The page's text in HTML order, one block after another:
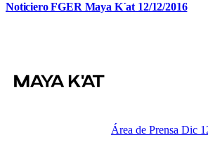
Noticiero FGER Maya K´at 12/12/2016
Área de Prensa Dic